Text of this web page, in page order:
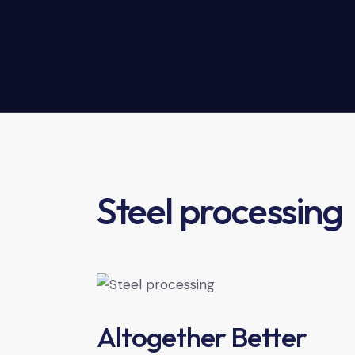
Steel processing
Altogether Better